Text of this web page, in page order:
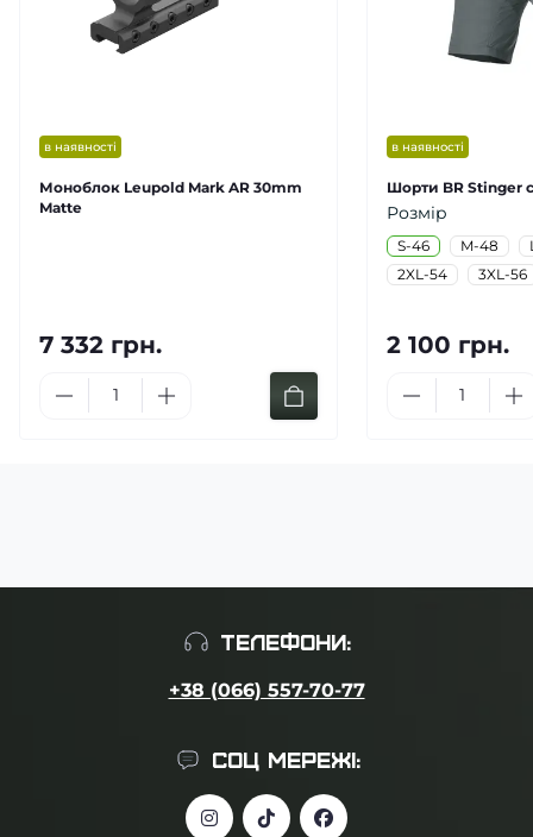
в наявності
Моноблок Leupold Mark AR 30mm
Matte
7 332 грн.
в наявності
Шорти BR Stinger
Розмір
S-46 M-48
2XL-54
3XL-56
2 100 грн.
ТЕЛЕФОНИ:
+38 (066) 557-70-77
СОЦ МЕРЕЖІ: